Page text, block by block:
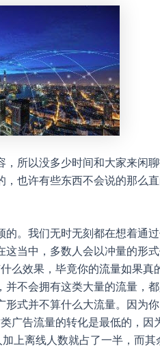
所以没多少时间和大家来闲
也许有些东西不会说的那么
。我们无时无刻都在想着通
当中，多数人会以冲量的形
么效果，毕竟你的流量如果真
不会拥有这类大量的流量，都
式并不算什么大流量。因为
广告流量的转化是最低的，因
上离线人数就占了一半，而其